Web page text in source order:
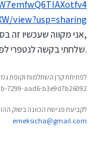
הקישור תקין, אך
יש להיכנס
וליצור קישור
(הבהרה: אני לא
view?usp=sharing
אני מקווה שעכשיו זה בסדר,
שלחתי בקשה לנטפרי לפתוח את זה.
לפתיחת קרן השתלמות וקופת
7299-aad6-b3e9d7b26092
לקביעת פגישת הכוונה בשוק ההון ותכנון
emeksicha@gmail.com